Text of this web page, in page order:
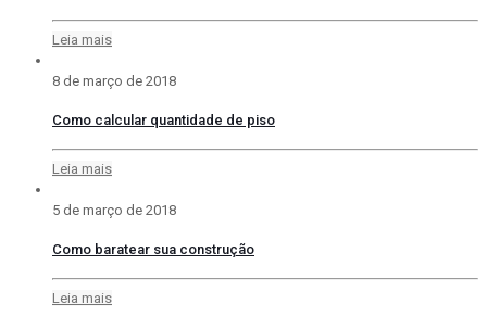
Leia mais
8 de março de 2018
Como calcular quantidade de piso
Leia mais
5 de março de 2018
Como baratear sua construção
Leia mais